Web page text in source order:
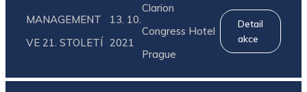
MANAGEMENT
VE 21. STOLETÍ
13. 10.
2021
Clarion
Congress Hotel
Prague
Detail
akce